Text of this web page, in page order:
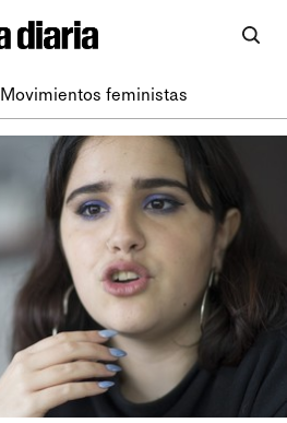
Movimientos feministas